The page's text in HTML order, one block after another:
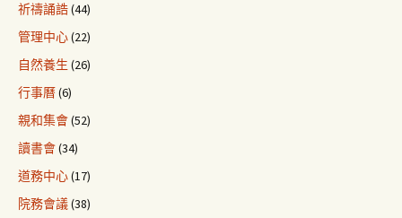
祈禱誦誥(44)
管理中心(22)
自然養生 (26)
行事曆(6)
親和集會(52)
讀書會(34)
道務中心(17)
院務會議(38)